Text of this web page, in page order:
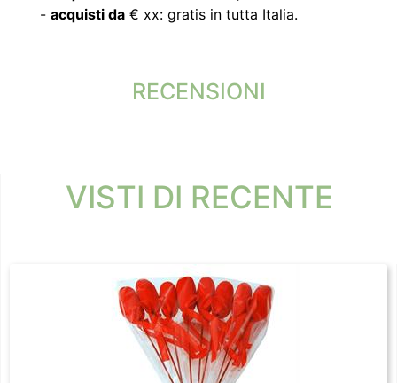
- acquisti da € xx: gratis in tutta Italia.
RECENSIONI
VISTI DI RECENTE